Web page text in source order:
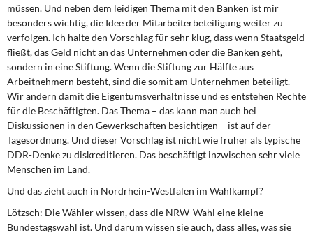
müssen. Und neben dem leidigen Thema mit den Banken ist mir
besonders wichtig, die Idee der Mitarbeiterbeteiligung weiter zu
verfolgen. Ich halte den Vorschlag für sehr klug, dass wenn Staatsgeld
fließt, das Geld nicht an das Unternehmen oder die Banken geht,
sondern in eine Stiftung. Wenn die Stiftung zur Hälfte aus
Arbeitnehmern besteht, sind die somit am Unternehmen beteiligt.
Wir ändern damit die Eigentumsverhältnisse und es entstehen Rechte
für die Beschäftigten. Das Thema – das kann man auch bei
Diskussionen in den Gewerkschaften besichtigen – ist auf der
Tagesordnung. Und dieser Vorschlag ist nicht wie früher als typische
DDR-Denke zu diskreditieren. Das beschäftigt inzwischen sehr viele
Menschen im Land.
Und das zieht auch in Nordrhein-Westfalen im Wahlkampf?
Lötzsch: Die Wähler wissen, dass die NRW-Wahl eine kleine
Bundestagswahl ist. Und darum wissen sie auch, dass alles, was sie